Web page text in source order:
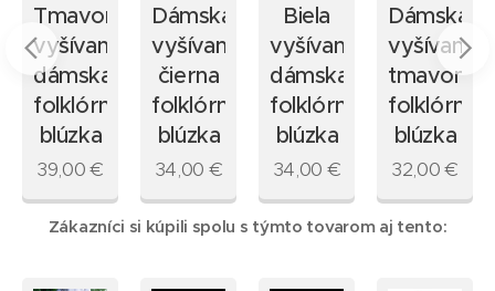
Tmavomodrá
vyšívaná
dámska
folklórna
blúzka
39,00€
Dámska
vyšívaná
čierna
folklórna
blúzka
34,00 €
Biela
vyšívaná
dámska
folklórna
blúzka
34,00 €
Dámska
vyšívaná
folklórna
blúzka
32,00€
Zákazníci si kúpili spolu s týmto tovarom aj tento: